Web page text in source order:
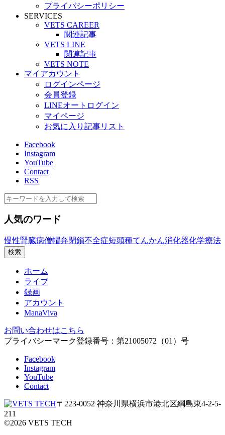
プライバシーポリシー
SERVICES
VETS CAREER
関連記事
VETS LINE
関連記事
VETS NOTE
マイアカウント
ログインページ
会員登録
LINEオートログイン
マイページ
お気に入り記事リスト
Facebook
Instagram
YouTube
Contact
RSS
検
人気のワード
慢性腎臓病僧帽弁閉鎖不全症短頭種てんかん消化器化学療法
検索
ホーム
ライブ
録画
アカウント
ManaViva
お問い合わせはこちら
プライバシーマーク登録番号：第21005072（01）号
Facebook
Instagram
YouTube
Contact
〒223-0052 神奈川県横浜市港北区綱島東4-2-5-
211
©2026 VETS TECH